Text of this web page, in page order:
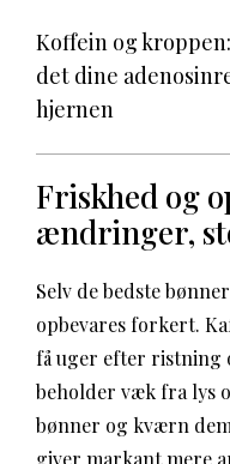
Koffein og
det dine
hjernen
Friskhed og
ændringer,
Selv de bedste
opbevares forkert.
få uger efter ristning
beholder væk fra lys
bønner og kværn
giver markant mere